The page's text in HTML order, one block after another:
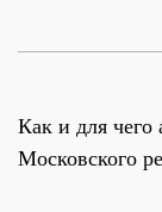
Как и для чего
Московского